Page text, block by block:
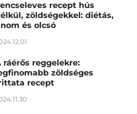
recept hús
zöldségekkel: diétás,
és olcsó
ráérős reggelekre:
zöldséges
recept